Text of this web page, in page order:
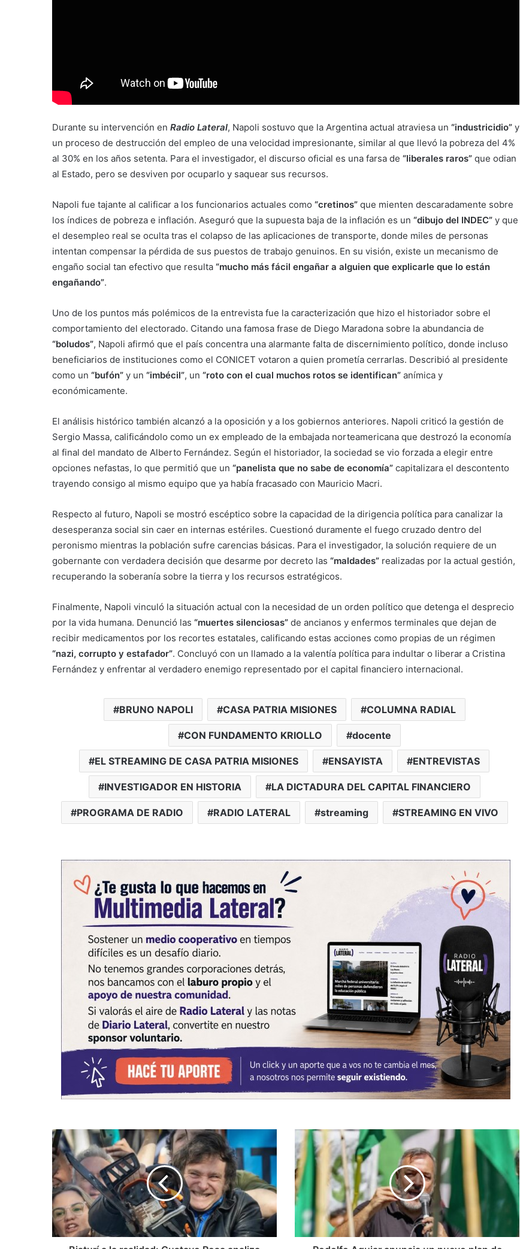
Durante su intervención en Radio Lateral, Napoli sostuvo que la Argentina actual atraviesa un “industricidio” y
un proceso de destrucción del empleo de una velocidad impresionante, similar al que llevó la pobreza del 4%
al 30% en los años setenta. Para el investigador, el discurso oficial es una farsa de “liberales raros” que odian
al Estado, pero se desviven por ocuparlo y saquear sus recursos.
Napoli fue tajante al calificar a los funcionarios actuales como “cretinos” que mienten descaradamente sobre
los índices de pobreza e inflación. Aseguró que la supuesta baja de la inflación es un “dibujo del INDEC” y que
el desempleo real se oculta tras el colapso de las aplicaciones de transporte, donde miles de personas
intentan compensar la pérdida de sus puestos de trabajo genuinos. En su visión, existe un mecanismo de
engaño social tan efectivo que resulta “mucho más fácil engañar a alguien que explicarle que lo están
engañando”.
Uno de los puntos más polémicos de la entrevista fue la caracterización que hizo el historiador sobre el
comportamiento del electorado. Citando una famosa frase de Diego Maradona sobre la abundancia de
“boludos”, Napoli afirmó que el país concentra una alarmante falta de discernimiento político, donde incluso
beneficiarios de instituciones como el CONICET votaron a quien prometía cerrarlas. Describió al presidente
como un “bufón” y un “imbécil”, un “roto con el cual muchos rotos se identifican” anímica y
económicamente.
El análisis histórico también alcanzó a la oposición y a los gobiernos anteriores. Napoli criticó la gestión de
Sergio Massa, calificándolo como un ex empleado de la embajada norteamericana que destrozó la economía
al final del mandato de Alberto Fernández. Según el historiador, la sociedad se vio forzada a elegir entre
opciones nefastas, lo que permitió que un “panelista que no sabe de economía” capitalizara el descontento
trayendo consigo al mismo equipo que ya había fracasado con Mauricio Macri.
Respecto al futuro, Napoli se mostró escéptico sobre la capacidad de la dirigencia política para canalizar la
desesperanza social sin caer en internas estériles. Cuestionó duramente el fuego cruzado dentro del
peronismo mientras la población sufre carencias básicas. Para el investigador, la solución requiere de un
gobernante con verdadera decisión que desarme por decreto las “maldades” realizadas por la actual gestión,
recuperando la soberanía sobre la tierra y los recursos estratégicos.
Finalmente, Napoli vinculó la situación actual con la necesidad de un orden político que detenga el desprecio
por la vida humana. Denunció las “muertes silenciosas” de ancianos y enfermos terminales que dejan de
recibir medicamentos por los recortes estatales, calificando estas acciones como propias de un régimen
“nazi, corrupto y estafador”. Concluyó con un llamado a la valentía política para indultar o liberar a Cristina
Fernández y enfrentar al verdadero enemigo representado por el capital financiero internacional.
BRUNO NAPOLI CASA PATRIA MISIONES COLUMNA RADIAL
CON FUNDAMENTO KRIOLLO docente
EL STREAMING DE CASA PATRIA MISIONES ENSAYISTA ENTREVISTAS
INVESTIGADOR EN HISTORIA LA DICTADURA DEL CAPITAL FINANCIERO
PROGRAMA DE RADIO RADIO LATERAL streaming STREAMING EN VIVO